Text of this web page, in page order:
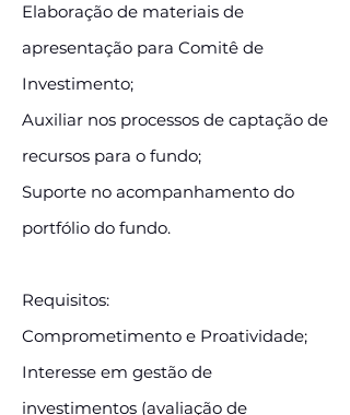
Elaboração de materiais de
apresentação para Comitê de
Investimento;
Auxiliar nos processos de captação de
recursos para o fundo;
Suporte no acompanhamento do
portfólio do fundo.
Requisitos:
Comprometimento e Proatividade;
Interesse em gestão de
investimentos (avaliação de